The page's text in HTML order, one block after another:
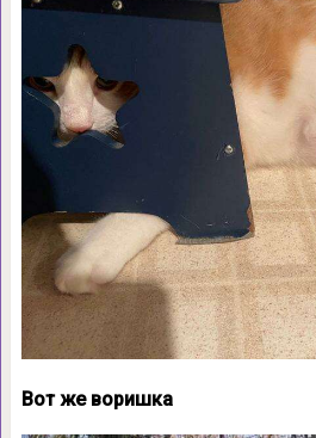
Вот же воришка